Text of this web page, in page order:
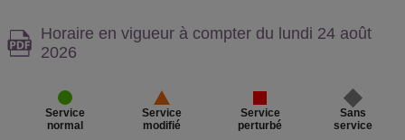
Attention,
contenu
Horaire en vigueur à compter du lundi 24 août
2026
Service
normal
Service
modifié
Service
perturbé
Sans
service